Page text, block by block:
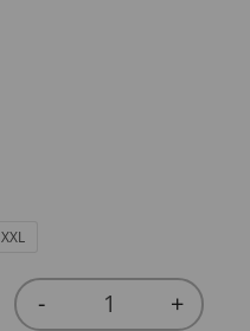
XXL
Quantity
- +